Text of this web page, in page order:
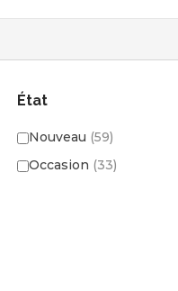
État
Nouveau (59)
Occasion (33)